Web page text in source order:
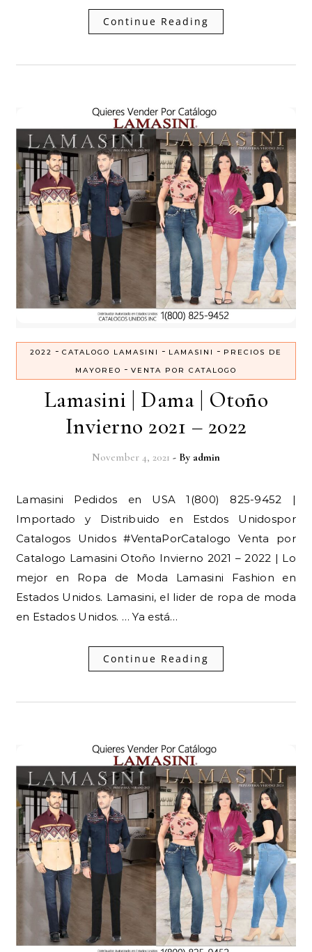
Continue Reading
2022 - CATALOGO LAMASINI - LAMASINI - PRECIOS DE
MAYOREO - VENTA POR CATALOGO
Lamasini | Dama | Otoño
Invierno 2021 – 2022
November 4, 2021 - By admin
Lamasini Pedidos en USA 1(800) 825-9452 |
Importado y Distribuido en Estdos Unidospor
Catalogos Unidos #VentaPorCatalogo Venta por
Catalogo Lamasini Otoño Invierno 2021 – 2022 | Lo
mejor en Ropa de Moda Lamasini Fashion en
Estados Unidos. Lamasini, el lider de ropa de moda
en Estados Unidos. … Ya está…
Continue Reading